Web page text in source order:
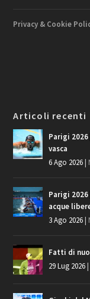
Privacy & Cookie
Articoli recenti
Parigi
vasca
6 Ago 2026|
Parigi
acque
3 Ago 2026|
Fatti di
29 Lug 2026|